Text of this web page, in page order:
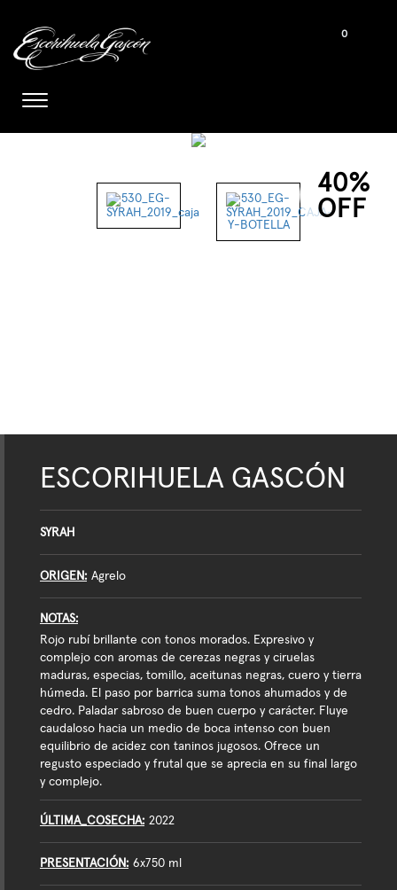
0
40%
OFF
ESCORIHUELA GASCÓN
SYRAH
ORIGEN Agrelo
NOTAS
Rojo rubí brillante con tonos morados. Expresivo y
complejo con aromas de cerezas negras y ciruelas
maduras, especias, tomillo, aceitunas negras, cuero y tierra
húmeda. El paso por barrica suma tonos ahumados y de
cedro. Paladar sabroso de buen cuerpo y carácter. Fluye
caudaloso hacia un medio de boca intenso con buen
equilibrio de acidez con taninos jugosos. Ofrece un
regusto especiado y frutal que se aprecia en su final largo
y complejo.
ÚLTIMA_COSECHA 2022
PRESENTACIÓN 6x750 ml